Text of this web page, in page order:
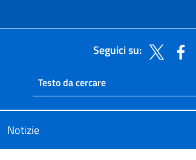
Seguici su:
Ricerca sito live
Cerca nel sito
Notizie